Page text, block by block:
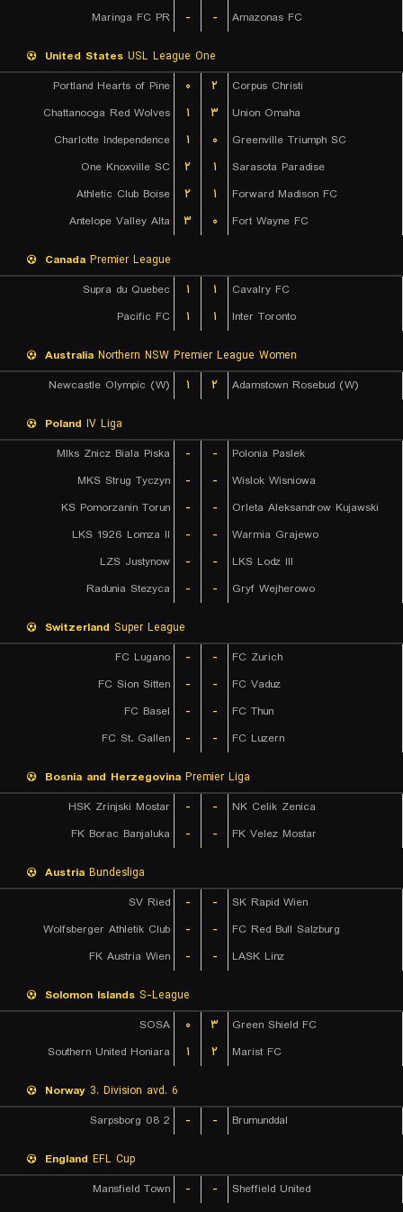
Maringa FC PR
- - Amazonas FC
United States USL League One
Portland Hearts of Pine
۰ ۲
Corpus Christi
Chattanooga Red Wolves
۱ ۳
Union Omaha
Charlotte Independence
۱ ۰
Greenville Triumph SC
One Knoxville SC
۲ ۱
Sarasota Paradise
Athletic Club Boise
۲ ۱
Forward Madison FC
Antelope Valley Alta
۳ ۰ Fort Wayne FC
Canada Premier League
Supra du Quebec
۱ ۱
Cavalry FC
Pacific FC
۱ ۱ Inter Toronto
Australia Northern NSW Premier League Women
Newcastle Olympic (W)
۱ ۲ Adamstown Rosebud (W)
Poland IV Liga
Mlks Znicz Biala Piska
- -
Polonia Paslek
MKS Strug Tyczyn
- -
Wislok Wisniowa
KS Pomorzanin Torun
- -
Orleta Aleksandrow Kujawski
LKS 1926 Lomza II
- -
Warmia Grajewo
LZS Justynow
- -
LKS Lodz III
Radunia Stezyca
- - Gryf Wejherowo
Switzerland Super League
FC Lugano
- -
FC Zurich
FC Sion Sitten
- -
FC Vaduz
FC Basel
- -
FC Thun
FC St. Gallen
- - FC Luzern
Bosnia and Herzegovina Premier Liga
HSK Zrinjski Mostar
- -
NK Celik Zenica
FK Borac Banjaluka
- - FK Velez Mostar
Austria Bundesliga
SV Ried
- -
SK Rapid Wien
Wolfsberger Athletik Club
- -
FC Red Bull Salzburg
FK Austria Wien
- - LASK Linz
Solomon Islands S-League
SOSA
۰ ۳
Green Shield FC
Southern United Honiara
۱ ۲ Marist FC
Norway 3. Division avd. 6
Sarpsborg 08 2
- - Brumunddal
England EFL Cup
Mansfield Town
- - Sheffield United